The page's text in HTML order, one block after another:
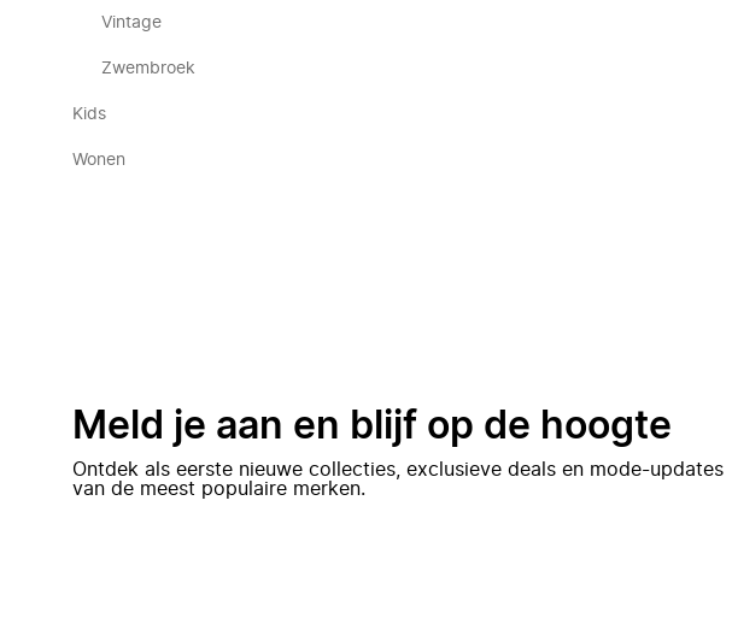
Vintage
Zwembroek
Kids
Wonen
Meld je aan en blijf op de hoogte
Ontdek als eerste nieuwe collecties, exclusieve deals en mode-updates
van de meest populaire merken.